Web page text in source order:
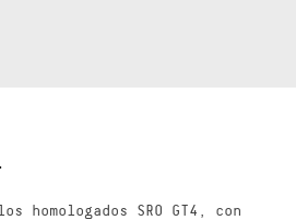
homologados SRO GT4, con